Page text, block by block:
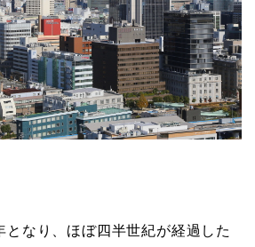
となり、ほぼ四半世紀が経過した